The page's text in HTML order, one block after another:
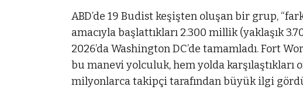
ABD’de 19 Budist keşişten oluşan bir grup,
amacıyla başlattıkları 2.300 millik (yaklaşık
2026’da Washington DC’de tamamladı. Fort
bu manevi yolculuk, hem yolda karşılaştıkları
milyonlarca takipçi tarafından büyük ilgi